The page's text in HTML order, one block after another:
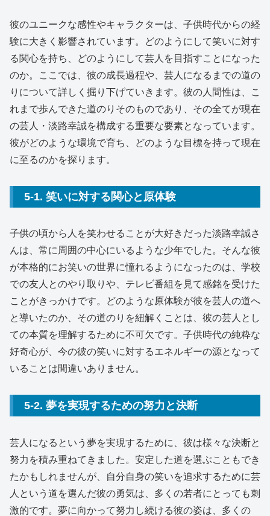
彼のユニークな感性やキャラクターは、子供時代からの経
験に大きく影響されています。どのようにして笑いに対す
る関心を持ち、どのようにして芸人を目指すことになった
のか。ここでは、彼の成長過程や、芸人になるまでの道の
りについて詳しく掘り下げていきます。彼の人間性は、こ
れまで歩んできた道のりそのものであり、その全てが現在
の芸人・淡路幸誠を構成する重要な要素となっています。
彼がどのような環境で育ち、どのような目標を持って現在
に至るのかを探ります。
5-1. 笑いに対する関心と原体験
子供の頃から人を笑わせることが大好きだった淡路幸誠さ
んは、常に周囲の中心にいるような少年でした。そんな彼
が本格的にお笑いの世界に憧れるようになったのは、学校
での友人とのやり取りや、テレビ番組を見て感銘を受けた
ことがきっかけです。どのような原体験が彼を芸人の道へ
と導いたのか、その道のりを紐解くことは、彼の芸人とし
ての本質を理解するために不可欠です。子供時代の純粋な
好奇心が、今の彼の笑いに対するエネルギーの源となって
いることは間違いありません。
5-2. 夢を実現するための努力と決断
芸人になるという夢を実現するために、彼は様々な決断と
努力を積み重ねてきました。安定した道を選ぶこともでき
たかもしれませんが、自分自身の笑いを追求するために芸
人という道を選んだ彼の勇気は、多くの若者にとっても刺
激的です。夢に向かって努力し続ける彼の姿は、多くの